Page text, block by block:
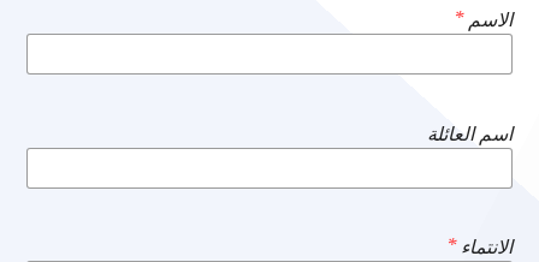
الاسم*
اسم العائلة
الانتماء*